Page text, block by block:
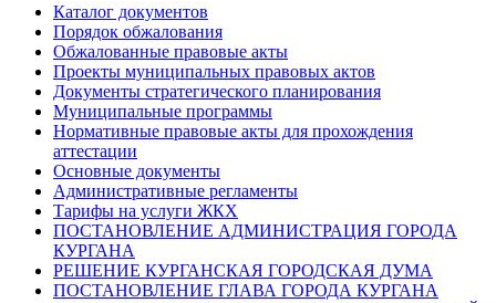
Каталог документов
Порядок обжалования
Обжалованные правовые акты
Проекты муниципальных правовых актов
Документы стратегического планирования
Муниципальные программы
Нормативные правовые акты для прохождения
аттестации
Основные документы
Административные регламенты
Тарифы на услуги ЖКХ
ПОСТАНОВЛЕНИЕ АДМИНИСТРАЦИЯ ГОРОДА
КУРГАНА
РЕШЕНИЕ КУРГАНСКАЯ ГОРОДСКАЯ ДУМА
ПОСТАНОВЛЕНИЕ ГЛАВА ГОРОДА КУРГАНА